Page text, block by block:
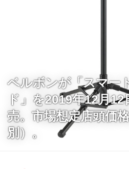
ベルボンが「スマー
ド」を2019年12月
売。市場想定店頭価
別）。